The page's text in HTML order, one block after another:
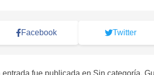
Facebook Twitter
entrada fue publicada en Sin categoría.